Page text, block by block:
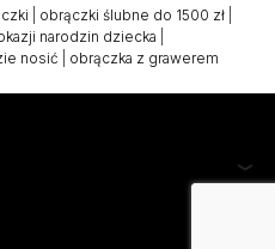
obrączki ślubne do 1500 zł
narodzin dziecka
nosić
obrączka z grawerem